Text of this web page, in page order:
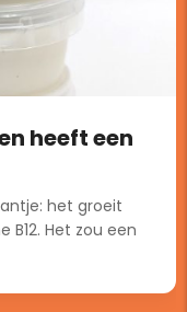
heeft een
het groeit
Het zou een